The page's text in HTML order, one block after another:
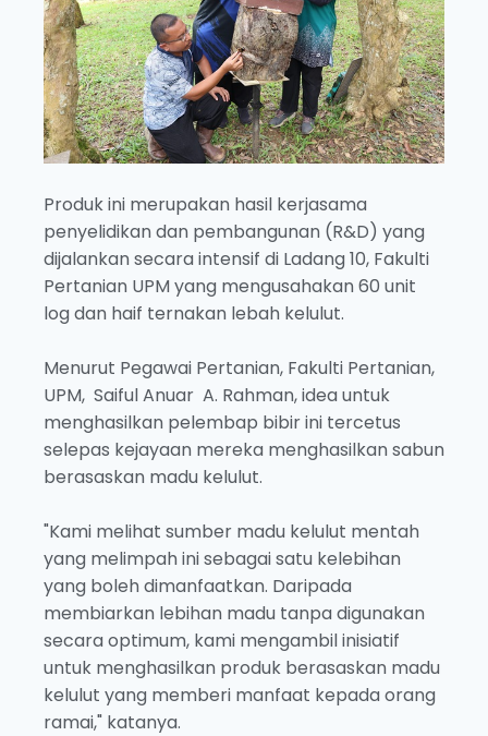
Produk ini merupakan hasil kerjasama
penyelidikan dan pembangunan (R&D) yang
dijalankan secara intensif di Ladang 10, Fakulti
Pertanian UPM yang mengusahakan 60 unit
log dan haif ternakan lebah kelulut.
Menurut Pegawai Pertanian, Fakulti Pertanian,
UPM, Saiful Anuar A. Rahman, idea untuk
menghasilkan pelembap bibir ini tercetus
selepas kejayaan mereka menghasilkan sabun
berasaskan madu kelulut.
"Kami melihat sumber madu kelulut mentah
yang melimpah ini sebagai satu kelebihan
yang boleh dimanfaatkan. Daripada
membiarkan lebihan madu tanpa digunakan
secara optimum, kami mengambil inisiatif
untuk menghasilkan produk berasaskan madu
kelulut yang memberi manfaat kepada orang
ramai," katanya.